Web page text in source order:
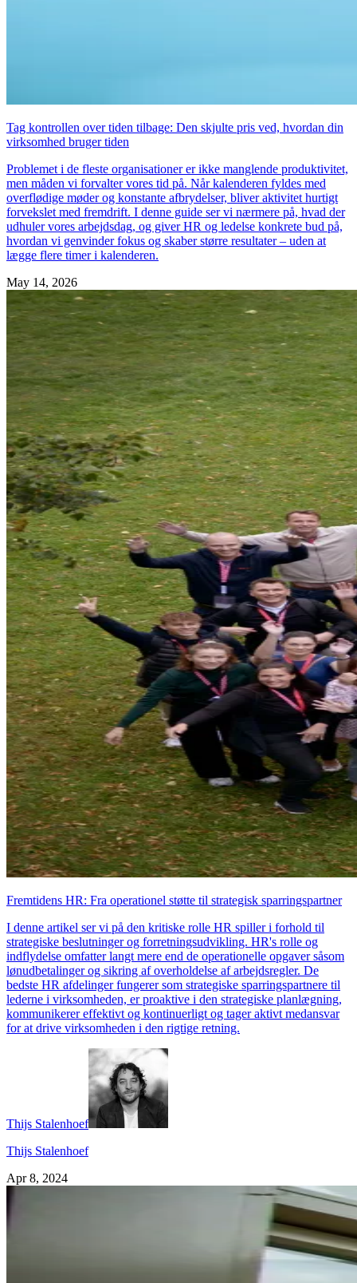
Tag kontrollen over tiden tilbage: Den skjulte pris ved, hvordan din
virksomhed bruger tiden
Problemet i de fleste organisationer er ikke manglende produktivitet,
men måden vi forvalter vores tid på. Når kalenderen fyldes med
overflødige møder og konstante afbrydelser, bliver aktivitet hurtigt
forvekslet med fremdrift. I denne guide ser vi nærmere på, hvad der
udhuler vores arbejdsdag, og giver HR og ledelse konkrete bud på,
hvordan vi genvinder fokus og skaber større resultater – uden at
lægge flere timer i kalenderen.
May 14, 2026
Fremtidens HR: Fra operationel støtte til strategisk sparringspartner
I denne artikel ser vi på den kritiske rolle HR spiller i forhold til
strategiske beslutninger og forretningsudvikling. HR's rolle og
indflydelse omfatter langt mere end de operationelle opgaver såsom
lønudbetalinger og sikring af overholdelse af arbejdsregler. De
bedste HR afdelinger fungerer som strategiske sparringspartnere til
lederne i virksomheden, er proaktive i den strategiske planlægning,
kommunikerer effektivt og kontinuerligt og tager aktivt medansvar
for at drive virksomheden i den rigtige retning.
Thijs Stalenhoef
Thijs Stalenhoef
Apr 8, 2024